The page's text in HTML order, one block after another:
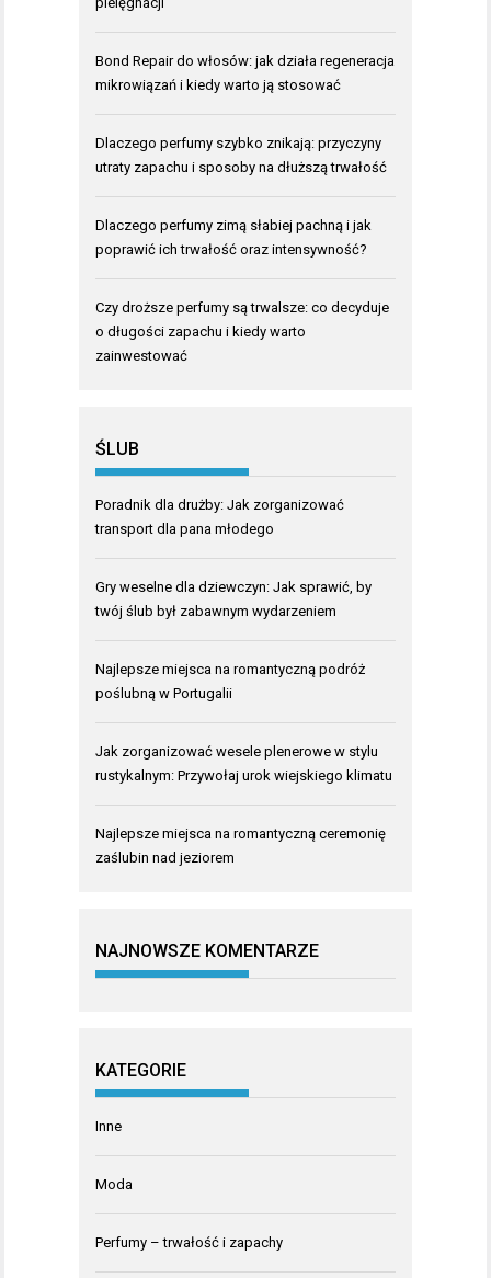
Bond Repair do włosów: jak działa regeneracja
mikrowiązań i kiedy warto ją stosować
Dlaczego perfumy szybko znikają: przyczyny
utraty zapachu i sposoby na dłuższą trwałość
Dlaczego perfumy zimą słabiej pachną i jak
poprawić ich trwałość oraz intensywność?
Czy droższe perfumy są trwalsze: co decyduje
o długości zapachu i kiedy warto
zainwestować
ŚLUB
Poradnik dla drużby: Jak zorganizować
transport dla pana młodego
Gry weselne dla dziewczyn: Jak sprawić, by
twój ślub był zabawnym wydarzeniem
Najlepsze miejsca na romantyczną podróż
poślubną w Portugalii
Jak zorganizować wesele plenerowe w stylu
rustykalnym: Przywołaj urok wiejskiego klimatu
Najlepsze miejsca na romantyczną ceremonię
zaślubin nad jeziorem
NAJNOWSZE KOMENTARZE
KATEGORIE
Inne
Moda
Perfumy – trwałość i zapachy